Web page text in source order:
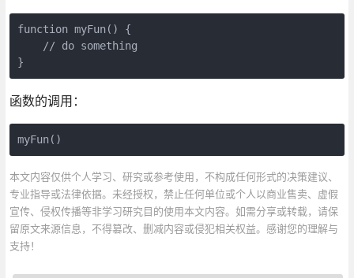
function myFun() {
    // do something
函数的调用：
myFun()
本文内容仅供个人学习、研究或参考使用，不构成任何形式的决策建议、
专业指导或法律依据。未经授权，禁止任何单位或个人以商业售卖、虚假
宣传、侵权传播等非学习研究目的使用本文内容。如需分享或转载，请保
留原文来源信息，不得篡改、删减内容或侵犯相关权益。感谢您的理解与
支持！